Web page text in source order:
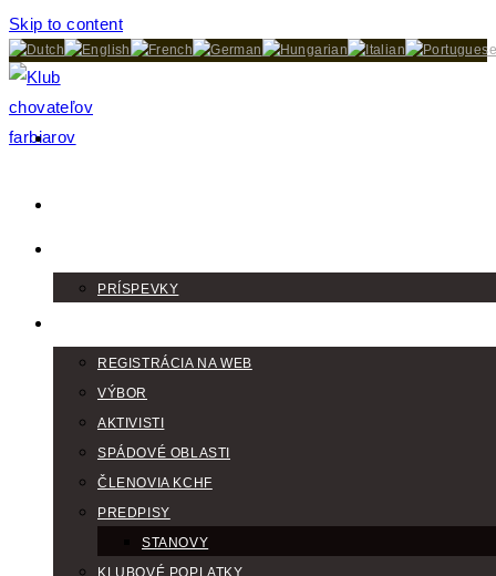
Skip to content
PRÍSPEVKY
REGISTRÁCIA NA WEB
VÝBOR
AKTIVISTI
SPÁDOVÉ OBLASTI
ČLENOVIA KCHF
PREDPISY
STANOVY
KLUBOVÉ POPLATKY